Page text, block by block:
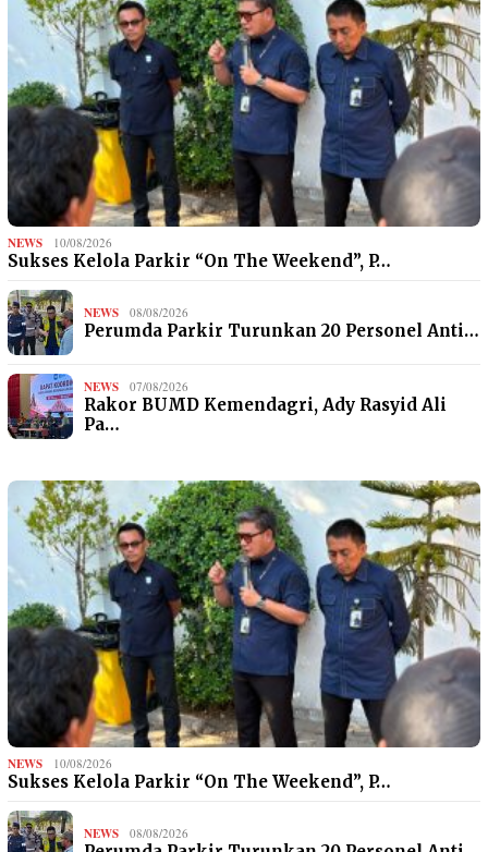
NEWS 10/08/2026
Sukses Kelola Parkir “On The Weekend”, P…
NEWS 08/08/2026
Perumda Parkir Turunkan 20 Personel Anti…
NEWS 07/08/2026
Rakor BUMD Kemendagri, Ady Rasyid Ali
Pa…
NEWS 10/08/2026
Sukses Kelola Parkir “On The Weekend”, P…
NEWS 08/08/2026